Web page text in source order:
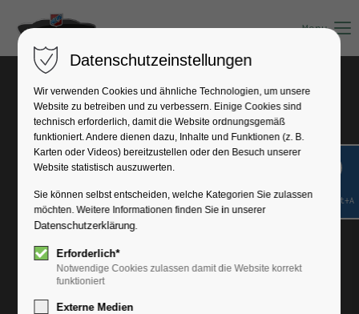
Menu
Sommerfest 2016
Datenschutzeinstellungen
Wir verwenden Cookies und ähnliche Technologien, um unsere
Website zu betreiben und zu verbessern. Einige Cookies sind
technisch erforderlich, damit die Website ordnungsgemäß
funktioniert. Andere dienen dazu, Inhalte und Funktionen (z. B.
Karten oder Videos) bereitzustellen oder den Besuch unserer
Website statistisch auszuwerten.
Sie können selbst entscheiden, welche Kategorien Sie zulassen
möchten. Weitere Informationen finden Sie in unserer
Datenschutzerklärung.
Erforderlich*
Notwendige Cookies zulassen damit die Website korrekt
funktioniert
Externe Medien
Shift+Alt+A